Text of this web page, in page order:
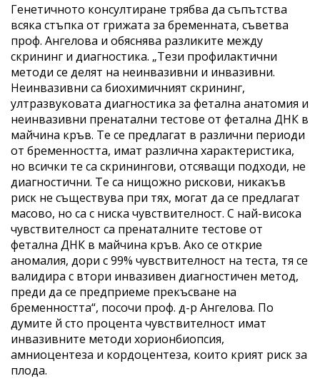
Генетичното консултиране трябва да съпътства
всяка стъпка от грижата за бременната, съветва
проф. Ангелова и обяснява разликите между
скрининг и диагностика. „Тези профилактични
методи се делят на неинвазивни и инвазивни.
Неинвазивни са биохимичният скрининг,
ултразвуковата диагностика за фетална анатомия и
неинвазивни пренатални тестове от фетална ДНК в
майчина кръв. Те се предлагат в различни периоди
от бременността, имат различна характеристика,
но всички те са скринингови, отсяващи подходи, не
диагностични. Те са нищожно рискови, никакъв
риск не съществува при тях, могат да се предлагат
масово, но са с ниска чувствителност. С най-висока
чувствителност са пренаталните тестове от
фетална ДНК в майчина кръв. Ако се открие
аномалия, дори с 99% чувствителност на теста, тя се
валидира с втори инвазивен диагностичен метод,
преди да се предприеме прекъсване на
бременността“, посочи проф. д-р Ангелова. По
думите й сто процента чувствителност имат
инвазивните методи хорионбиопсия,
амниоцентеза и кордоцентеза, които крият риск за
плода.